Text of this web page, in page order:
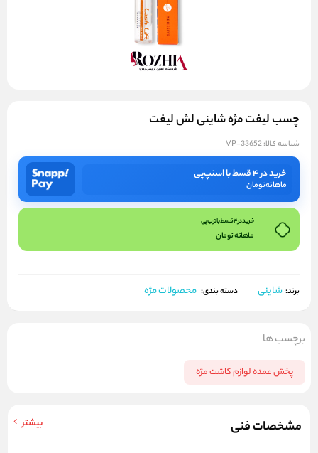
چسب لیفت مژه شاینی لش لیفت
شناسه کالا:VP-33652
خرید در ۴ قسط با اسنپ‌پی
ماهانهتومان
خرید در 4 قسط با ترب پی
ماهانهتومان
برند: شاینی دسته بندی: محصولات مژه
مشخصات فنی بیشتر
برچسب ها
پخش عمده لوازم کاشت مژه